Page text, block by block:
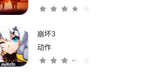
崩坏3
动作